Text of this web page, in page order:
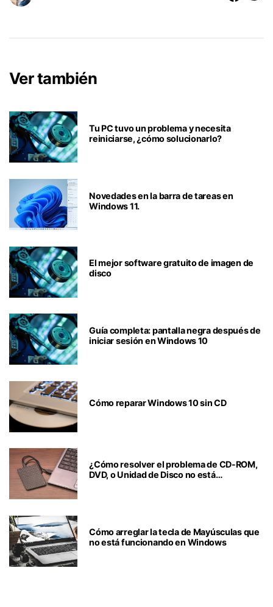
Ver también
Tu PC tuvo un problema y necesita
reiniciarse, ¿cómo solucionarlo?
Novedades en la barra de tareas en
Windows 11.
El mejor software gratuito de imagen de
disco
Guía completa: pantalla negra después de
iniciar sesión en Windows 10
Cómo reparar Windows 10 sin CD
¿Cómo resolver el problema de CD-ROM,
DVD, o Unidad de Disco no está
Cómo arreglar la tecla de Mayúsculas que
no está funcionando en Windows